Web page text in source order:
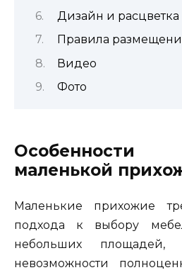
Дизайн и расцветка
Правила
Видео
Фото
маленькой
Маленькие прихожие
подхода к выбору
небольших площадей,
невозможности